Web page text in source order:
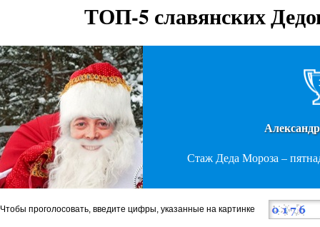
ТОП-5 славянских
Стаж Деда Мороза –
Чтобы проголосовать, введите цифры, указанные на картинке